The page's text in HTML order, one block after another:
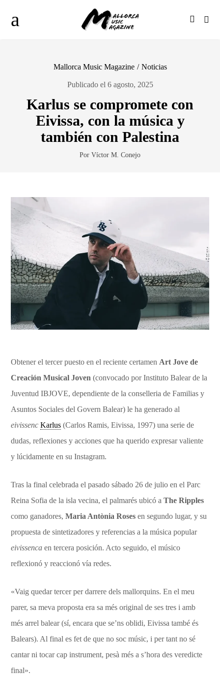
Mallorca Music Magazine / Noticias
Publicado el 6 agosto, 2025
Karlus se compromete con
Eivissa, con la música y
también con Palestina
Por Víctor M. Conejo
Obtener el tercer puesto en el reciente certamen Art Jove de
Creación Musical Joven(convocado por Instituto Balear de la
Juventud IBJOVE, dependiente de la conselleria de Familias y
Asuntos Sociales del Govern Balear) le ha generado al
eivissenc Karlus (Carlos Ramis, Eivissa, 1997) una serie de
dudas, reflexiones y acciones que ha querido expresar valiente
y lúcidamente en su Instagram.
Tras la final celebrada el pasado sábado 26 de julio en el Parc
Reina Sofia de la isla vecina, el palmarés ubicó aThe Ripples
como ganadores,Maria Antònia Rosesen segundo lugar, y su
propuesta de sintetizadores y referencias a la música popular
eivissenca en tercera posición. Acto seguido, el músico
reflexionó y reaccionó vía redes.
«Vaig quedar tercer per darrere dels mallorquins. En el meu
parer, sa meva proposta era sa més original de ses tres i amb
més arrel balear (sí, encara que se’ns oblidi, Eivissa també és
Balears). Al final es fet de que no soc músic, i per tant no sé
cantar ni tocar cap instrument, pesà més a s’hora des veredicte
final».